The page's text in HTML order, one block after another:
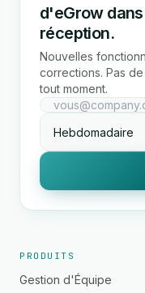
d'eGrow
réception.
Nouvelles
corrections. Pas
tout moment.
PRODUITS
Gestion d'Équipe